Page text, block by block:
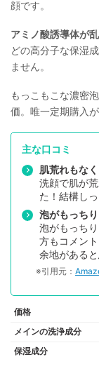
ン酸グリコール、
顔です。
アミノ酸誘導体が
どの高分子な保湿
ません。
もっこもこな濃密
価。唯一定期購入が
主な口コミ
肌荒れもな
洗顔で肌が
た！結構し
泡がもっちり
泡がもっち
方もコメン
余地があると
※引用元：
価格
メインの洗浄成分
保湿成分